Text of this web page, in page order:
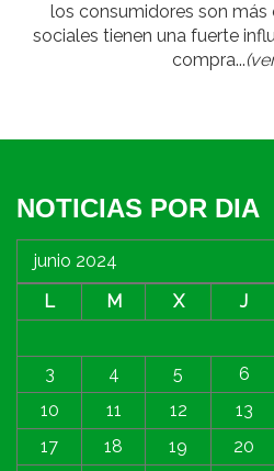
los consumidores son más
sociales tienen una fuerte
compra...
NOTICIAS POR DIA
junio 2024
L
M X J
3
4 5 6
10
11 12 13
17
18 19 20